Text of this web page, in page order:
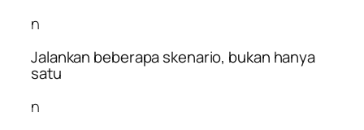
n
Jalankan beberapa skenario, bukan hanya
satu
n